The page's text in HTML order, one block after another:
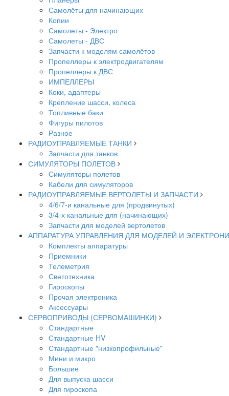
Самолёты для начинающих
Копии
Самолеты - Электро
Самолеты - ДВС
Запчасти к моделям самолётов
Пропеллеры к электродвигателям
Пропеллеры к ДВС
ИМПЕЛЛЕРЫ
Коки, адаптеры
Крепление шасси, колеса
Топливные баки
Фигуры пилотов
Разное
РАДИОУПРАВЛЯЕМЫЕ ТАНКИ
Запчасти для танков
СИМУЛЯТОРЫ ПОЛЕТОВ
Симуляторы полетов
Кабели для симуляторов
РАДИОУПРАВЛЯЕМЫЕ ВЕРТОЛЕТЫ И ЗАПЧАСТИ
4/6/7-и канальные для (продвинутых)
3/4-х канальные для (начинающих)
Запчасти для моделей вертолетов
АППАРАТУРА УПРАВЛЕНИЯ ДЛЯ МОДЕЛЕЙ И
Комплекты аппаратуры
Приемники
Телеметрия
Светотехника
Гироскопы
Прочая электроника
Аксессуары
СЕРВОПРИВОДЫ (СЕРВОМАШИНКИ)
Стандартные
Стандартные HV
Стандартные "низкопрофильные"
Мини и микро
Большие
Для выпуска шасси
Для гироскопа